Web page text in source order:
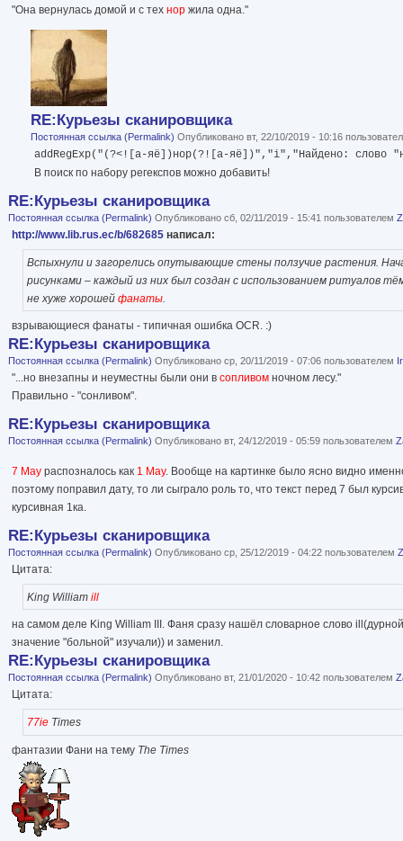
"Она вернулась домой и с тех нор жила одна."
RE:Курьезы сканировщика
Постоянная ссылка (Permalink) Опубликовано вт, 22/10/2019 - 10:16
addRegExp("(?<![а-яё])нор(?![а-яё])","i","Найдено: слово
В поиск по набору регекспов можно добавить!
RE:Курьезы сканировщика
Постоянная ссылка (Permalink) Опубликовано сб, 02/11/2019 - 15:41 пользователем
http://www.lib.rus.ec/b/682685 написал:
Вспыхнули и загорелись опутывающие стены ползучие растения.
рисунками – каждый из них был создан с использованием ритуалов
не хуже хорошей фанаты.
взрывающиеся фанаты - типичная ошибка OCR. :)
RE:Курьезы сканировщика
Постоянная ссылка (Permalink) Опубликовано ср, 20/11/2019 - 07:06 пользователем
"...но внезапны и неуместны были они в сопливом ночном лесу."
Правильно - "сонливом".
RE:Курьезы сканировщика
Постоянная ссылка (Permalink) Опубликовано вт, 24/12/2019 - 05:59 пользователем
7 May распозналось как 1 May. Вообще на картинке было ясно видно
поэтому поправил дату, то ли сыграло роль то, что текст перед 7 был
курсивная 1ка.
RE:Курьезы сканировщика
Постоянная ссылка (Permalink) Опубликовано ср, 25/12/2019 - 04:22 пользователем
Цитата:
King William ill
на самом деле King William III. Фаня сразу нашёл словарное слово
значение "больной" изучали)) и заменил.
RE:Курьезы сканировщика
Постоянная ссылка (Permalink) Опубликовано вт, 21/01/2020 - 10:42 пользователем
Цитата:
77ieTimes
фантазии Фани на тему The Times